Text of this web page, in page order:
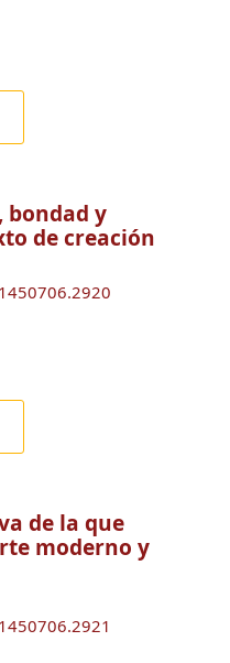
bondad y
de creación
de la que
moderno y